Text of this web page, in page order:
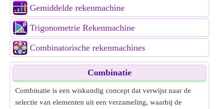
Gemiddelde rekenmachine
Trigonometrie Rekenmachine
Combinatorische rekenmachines
Combinatie
Combinatie is een wiskundig concept dat verwijst naar de
selectie van elementen uit een verzameling, waarbij de